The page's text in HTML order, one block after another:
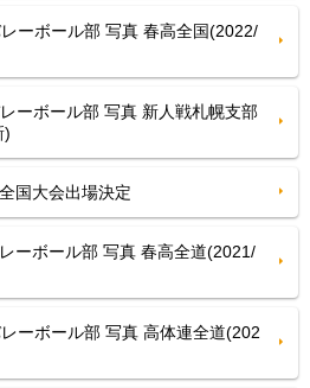
ーボール部 写真 春高全国(2022/
ーボール部 写真 新人戦札幌支部
)
国大会出場決定
ーボール部 写真 春高全道(2021/
ーボール部 写真 高体連全道(202